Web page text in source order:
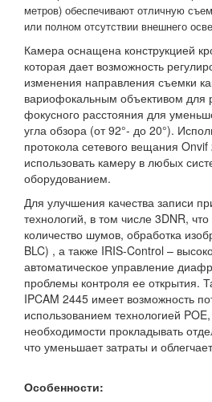
метров) обеспечивают отличную
или полном отсутствии внешнего
Камера оснащена конструкцией
которая дает возможность
изменения направления съемки
вариофокальным объективом для
фокусного расстояния для
угла обзора (от 92°- до 20°).
протокола сетевого вещания
использовать камеру в любых
оборудованием.
Для улучшения качества записи
технологий, в том числе 3DNR,
количество шумов, обработка
BLC) , а также IRIS-Control –
автоматическое управление
проблемы контроля ее открытия.
IPCAM 2445 имеет возможность
использованием технологией
необходимости прокладывать
что уменьшает затраты и
Особенности: